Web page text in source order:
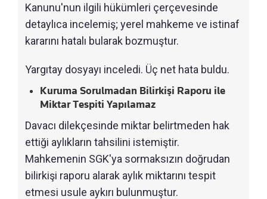
Kanunu'nun ilgili hükümleri çerçevesinde
detaylıca incelemiş; yerel mahkeme ve istinaf
kararını hatalı bularak bozmuştur.
Yargıtay dosyayı inceledi. Üç net hata buldu.
Kuruma Sorulmadan Bilirkişi Raporu ile
Miktar Tespiti Yapılamaz
Davacı dilekçesinde miktar belirtmeden hak
ettiği aylıkların tahsilini istemiştir.
Mahkemenin SGK'ya sormaksızın doğrudan
bilirkişi raporu alarak aylık miktarını tespit
etmesi usule aykırı bulunmuştur.